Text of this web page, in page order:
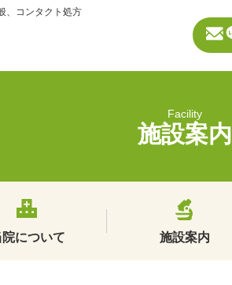
、コンタクト処方
Facility
施設案内
院について 施設案内